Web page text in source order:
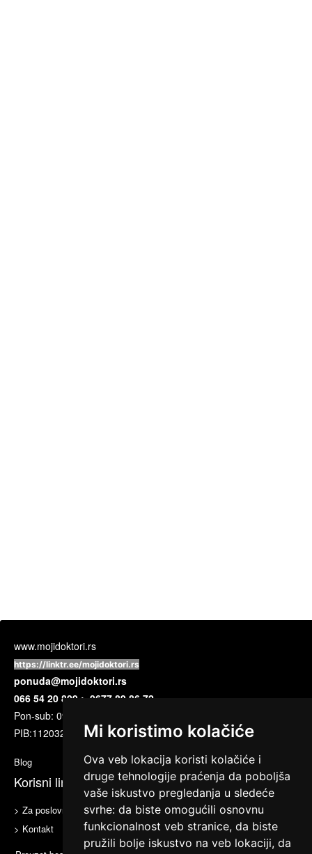
Mi koristimo kolačiće
Ova veb lokacija koristi kolačiće i
druge tehnologije praćenja da poboljša
vaše iskustvo pregledanja u sledeće
svrhe: da biste omogućili osnovnu
funkcionalnost veb stranice, da biste
pružili bolje iskustvo na veb lokaciji, da
www.mojidoktori.rs
https://linktr.ee/mojidoktori.rs
ponuda@mojidoktori.rs
066 54 20 809 ; 0677 89 86 72
Pon-sub: 09:00 do 17:00 časova
PIB:112032720
Blog
Korisni linkovi
> Za poslovne partnere
> Uslovi korišćenja
> Kontakt